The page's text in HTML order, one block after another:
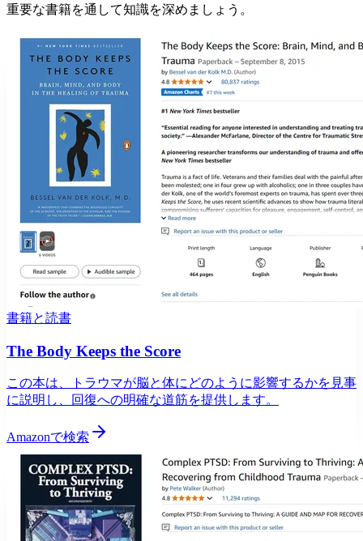
重要な書籍を通して知識を深めましょう。
書籍と読書
The Body Keeps the Score
この本は、トラウマが脳と体にどのように影響するかを見事
に説明し、回復への明確な道筋を提供します。
Amazonで検索